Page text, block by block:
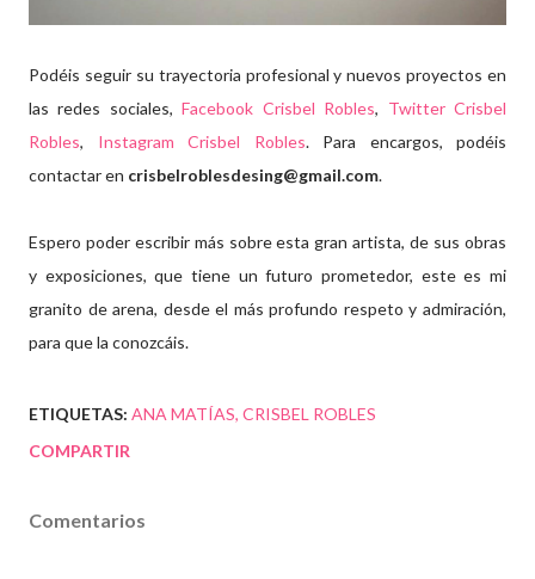
Podéis seguir su trayectoria profesional y nuevos proyectos en
las redes sociales,Facebook Crisbel Robles, Twitter Crisbel
Robles, Instagram Crisbel Robles. Para encargos, podéis
contactar en crisbelroblesdesing@gmail.com.
Espero poder escribir más sobre esta gran artista, de sus obras
y exposiciones, que tiene un futuro prometedor, este es mi
granito de arena, desde el más profundo respeto y admiración,
para que la conozcáis.
ETIQUETAS: ANA MATÍAS CRISBEL ROBLES
COMPARTIR
Comentarios